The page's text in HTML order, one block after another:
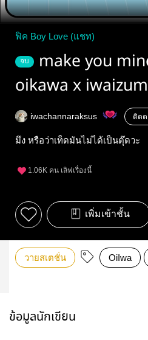
ฟิค Boy Love (แชท)
จบ
make you
oikawa x
iwachannaraksus ติด
มึง หรือว่าเท็ดมันไม่ได้เป็นตุ๊ดวะ
1.06K คน เลิฟเรื่องนี้
เพิ่มเข้าชั้น
วายสเตชั่น OiIwa
ข้อมูลนักเขียน